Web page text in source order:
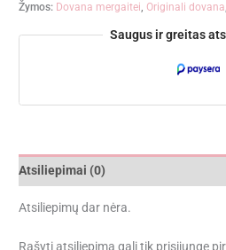
Žymos: Dovana mergaitei Originali dovana
Saugus ir greitas
Atsiliepimai (0)
Atsiliepimų dar nėra.
Rašyti atsiliepimą gali tik prisijungę